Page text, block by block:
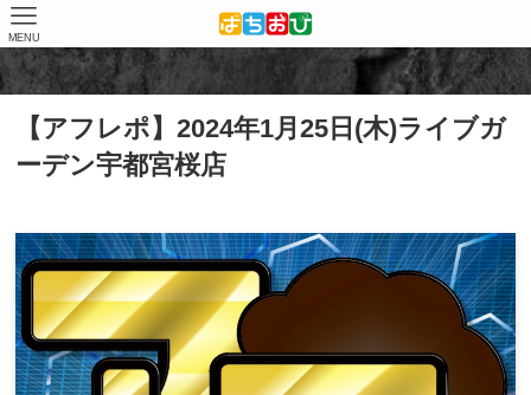
MENU
ホーム 取材結果 アフレポ
【アフレポ】2024年1月25日(木)ライブガ
ーデン宇都宮桜店